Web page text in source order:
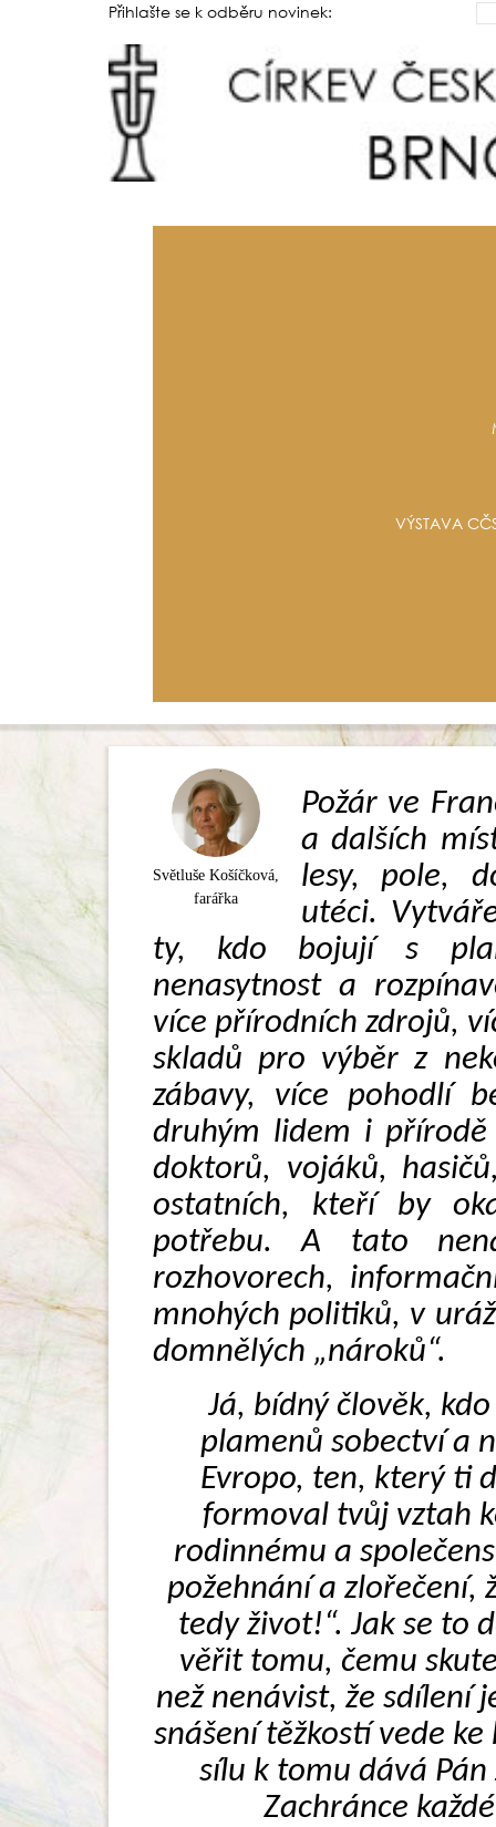
Přihlašte se k odběru novinek:
VÝSTAVA
Světluše Košíčková,
farářka
Požár ve
a dalších
lesy, pole,
utéci.
ty, kdo bojují s
nenasytnost a
více přírodních zdrojů,
skladů pro výběr z
zábavy, více pohodlí
druhým lidem i přírodě
doktorů, vojáků,
ostatních, kteří by
potřebu. A tato
rozhovorech,
mnohých politiků, v
domnělých „nároků“.
Já, bídný člověk,
plamenů sobectví a
Evropo, ten, který ti
formoval tvůj vztah
rodinnému a
požehnání a zlořečení,
tedy život!“. Jak se to
věřit tomu, čemu
než nenávist, že sdílení
snášení těžkostí vede
sílu k tomu dává Pán
Zachránce